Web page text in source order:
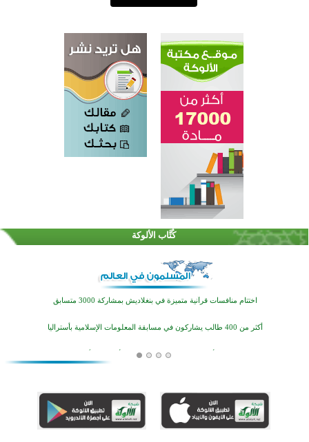
كُتَّاب الألوكة
اختتام الدورة التاسعة لمسابقة حفظ وتلاوة القرآن الكريم في أزناكاييف
تيسليتش تختتم برنامجا تعليميا لتعزيز القيم وبناء الشخصية للشباب المسلمين
اختتام منافسات قرآنية متميزة في بنغلاديش بمشاركة 3000 متسابق
أكثر من 400 طالب يشاركون في مسابقة المعلومات الإسلامية بأستراليا
افتتاح تاريخي لأول مسجد في بلييفليا بالجبل الأسود منذ أكثر من قرن
أكبر مشروع إسلامي في ريف أستراليا يفتتح أبوابه بعد سنوات من العمل والعطاء